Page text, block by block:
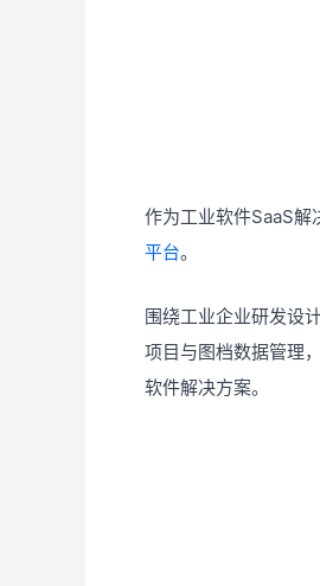
作为工业软件SaaS解
平台。
围绕工业企业研发设
项目与图档数据管理
软件解决方案。